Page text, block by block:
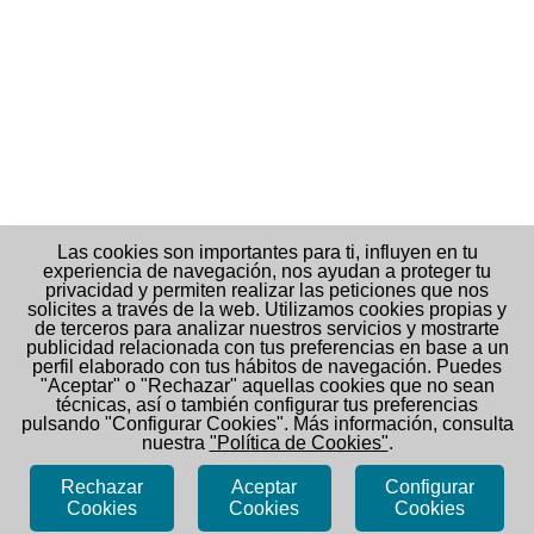
Las cookies son importantes para ti, influyen en tu
experiencia de navegación, nos ayudan a proteger tu
privacidad y permiten realizar las peticiones que nos
solicites a través de la web. Utilizamos cookies propias y
de terceros para analizar nuestros servicios y mostrarte
publicidad relacionada con tus preferencias en base a un
perfil elaborado con tus hábitos de navegación. Puedes
"Aceptar" o "Rechazar" aquellas cookies que no sean
técnicas, así o también configurar tus preferencias
pulsando "Configurar Cookies". Más información, consulta
nuestra "Política de Cookies".
Rechazar
Cookies
Aceptar
Cookies
Configurar
Cookies
serendipiaschool@gmail.com
Términos y condiciones|
Política de privacidad
|